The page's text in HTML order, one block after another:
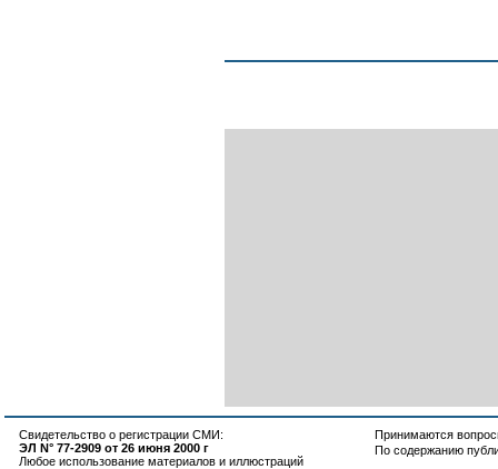
Свидетельство о регистрации СМИ:
ЭЛ N° 77-2909 от 26 июня 2000 г
Любое использование материалов и иллюстраций
Принимаются
По содержанию